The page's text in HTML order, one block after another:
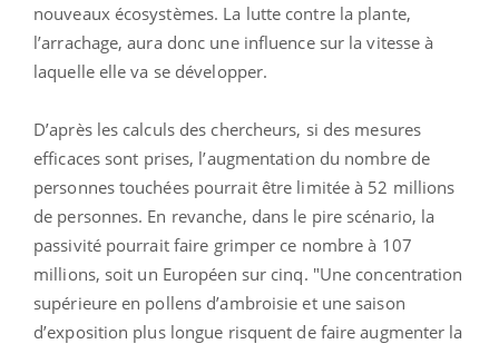
nouveaux écosystèmes. La lutte contre la plante,
l’arrachage, aura donc une influence sur la vitesse à
laquelle elle va se développer.
D’après les calculs des chercheurs, si des mesures
efficaces sont prises, l’augmentation du nombre de
personnes touchées pourrait être limitée à 52 millions
de personnes. En revanche, dans le pire scénario, la
passivité pourrait faire grimper ce nombre à 107
millions, soit un Européen sur cinq. "Une concentration
supérieure en pollens d’ambroisie et une saison
d’exposition plus longue risquent de faire augmenter la